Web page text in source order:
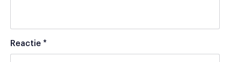
Reactie *